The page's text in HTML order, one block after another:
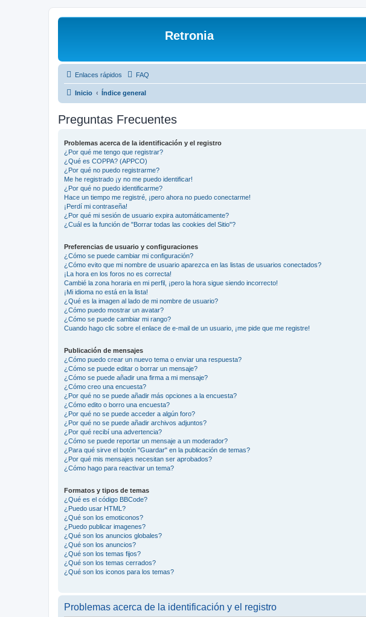
Retronia
Enlaces rápidos FAQ
Inicio Índice general
Preguntas Frecuentes
Problemas acerca de la identificación y el registro
¿Por qué me tengo que registrar?
¿Qué es COPPA? (APPCO)
¿Por qué no puedo registrarme?
Me he registrado ¡y no me puedo identificar!
¿Por qué no puedo identificarme?
Hace un tiempo me registré, ¡pero ahora no puedo conectarme!
¡Perdí mi contraseña!
¿Por qué mi sesión de usuario expira automáticamente?
¿Cuál es la función de "Borrar todas las cookies del Sitio"?
Preferencias de usuario y configuraciones
¿Cómo se puede cambiar mi configuración?
¿Cómo evito que mi nombre de usuario aparezca en las listas de usuarios conectados?
¡La hora en los foros no es correcta!
Cambié la zona horaria en mi perfil, ¡pero la hora sigue siendo incorrecto!
¡Mi idioma no está en la lista!
¿Qué es la imagen al lado de mi nombre de usuario?
¿Cómo puedo mostrar un avatar?
¿Cómo se puede cambiar mi rango?
Cuando hago clic sobre el enlace de e-mail de un usuario, ¡me pide que me registre!
Publicación de mensajes
¿Cómo puedo crear un nuevo tema o enviar una respuesta?
¿Cómo se puede editar o borrar un mensaje?
¿Cómo se puede añadir una firma a mi mensaje?
¿Cómo creo una encuesta?
¿Por qué no se puede añadir más opciones a la encuesta?
¿Cómo edito o borro una encuesta?
¿Por qué no se puede acceder a algún foro?
¿Por qué no se puede añadir archivos adjuntos?
¿Por qué recibí una advertencia?
¿Cómo se puede reportar un mensaje a un moderador?
¿Para qué sirve el botón "Guardar" en la publicación de temas?
¿Por qué mis mensajes necesitan ser aprobados?
¿Cómo hago para reactivar un tema?
Formatos y tipos de temas
¿Qué es el código BBCode?
¿Puedo usar HTML?
¿Qué son los emoticonos?
¿Puedo publicar imagenes?
¿Qué son los anuncios globales?
¿Qué son los anuncios?
¿Qué son los temas fijos?
¿Qué son los temas cerrados?
¿Qué son los iconos para los temas?
Problemas acerca de la identificación y el registro